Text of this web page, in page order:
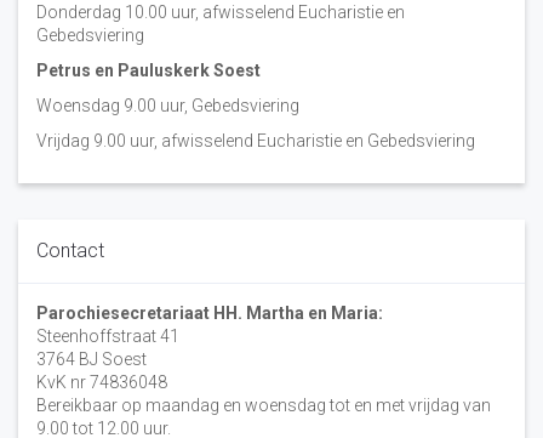
Donderdag 10.00 uur, afwisselend Eucharistie en
Gebedsviering
Petrus en Pauluskerk Soest
Woensdag 9.00 uur, Gebedsviering
Vrijdag 9.00 uur, afwisselend Eucharistie en Gebedsviering
Contact
Parochiesecretariaat HH. Martha en Maria:
Steenhoffstraat 41
3764 BJ Soest
KvK nr 74836048
Bereikbaar op maandag en woensdag tot en met vrijdag van
9.00 tot 12.00 uur.